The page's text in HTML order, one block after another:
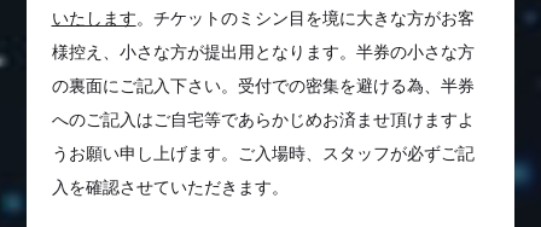
いたします。チケットのミシン目を境に大きな方がお客
様控え、小さな方が提出用となります。半券の小さな方
の裏面にご記入下さい。受付での密集を避ける為、半券
へのご記入はご自宅等であらかじめお済ませ頂けますよ
うお願い申し上げます。ご入場時、スタッフが必ずご記
入を確認させていただきます。